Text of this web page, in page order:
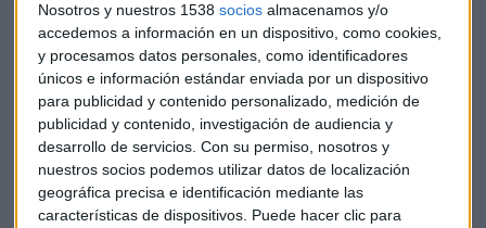
Nosotros y nuestros 1538 socios almacenamos y/o
accedemos a información en un dispositivo, como cookies,
y procesamos datos personales, como identificadores
únicos e información estándar enviada por un dispositivo
para publicidad y contenido personalizado, medición de
publicidad y contenido, investigación de audiencia y
desarrollo de servicios. Con su permiso, nosotros y
nuestros socios podemos utilizar datos de localización
geográfica precisa e identificación mediante las
características de dispositivos. Puede hacer clic para
Buena rentabilidad
Con el subdirector en España y Latam deDPAMtambién
hemos comentado el actual entorno de mercado y las
posibles bajadas en los tipos de interés. Víctor Asensi
considera que el Real State es "un sector que se beneficia de
las bajadas de tipos de interés ya que suele tener
apalancamiento y por eso les afecta positivamente".